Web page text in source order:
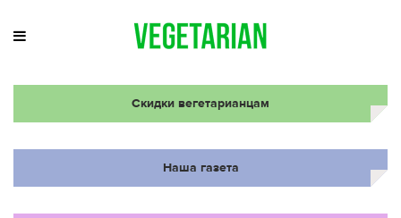
Скидки вегетарианцам
Наша газета